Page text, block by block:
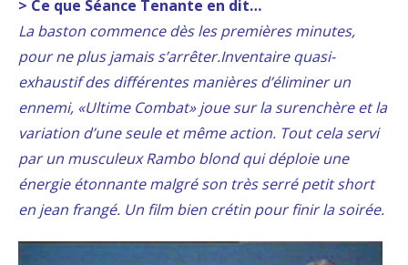
> Ce que Séance Tenante en dit…
La baston commence dès les premières minutes,
pour ne plus jamais s’arrêter.Inventaire quasi-
exhaustif des différentes manières d’éliminer un
ennemi, «Ultime Combat» joue sur la surenchère et la
variation d’une seule et même action. Tout cela servi
par un musculeux Rambo blond qui déploie une
énergie étonnante malgré son très serré petit short
en jean frangé. Un film bien crétin pour finir la soirée.